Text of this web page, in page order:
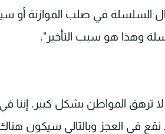
السلسلة في صلب الموازنة أو
وهذا هو سبب التأخير".
المواطن بشكل كبير. إننا
نقع في العجز وبالتالي سيكون